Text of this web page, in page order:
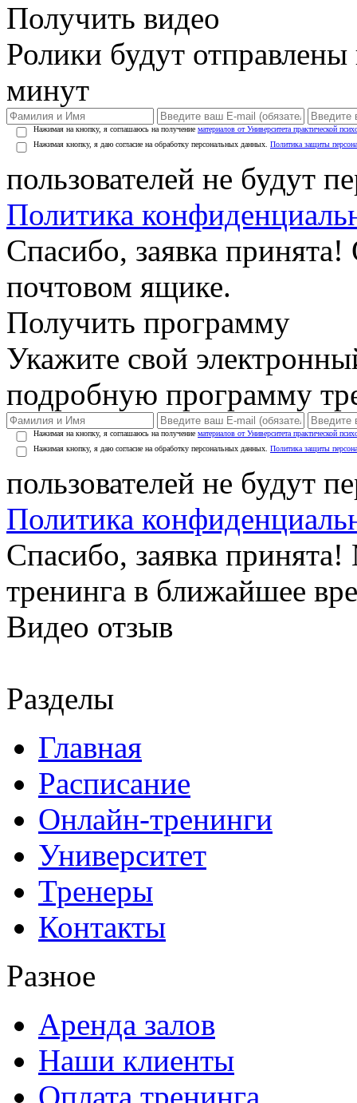
Получить видео
Ролики будут
минут
Нажимая на кнопку, я соглашаюсь на получение материалов от Университета практической
Нажимая кнопку, я даю согласие на обработку персональных данных. Политика защиты
пользователей не будут
Политика
Спасибо, заявка
почтовом ящике.
Получить программу
Укажите свой
подробную программу
Нажимая на кнопку, я соглашаюсь на получение материалов от Университета практической
Нажимая кнопку, я даю согласие на обработку персональных данных. Политика защиты
пользователей не будут
Политика
Спасибо, заявка
тренинга в ближайшее
Видео отзыв
Разделы
Главная
Расписание
Онлайн-тренинги
Университет
Тренеры
Контакты
Разное
Аренда залов
Наши клиенты